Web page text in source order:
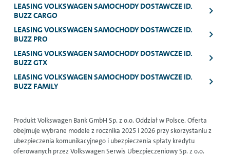
LEASING VOLKSWAGEN SAMOCHODY DOSTAWCZE ID.
BUZZ CARGO
LEASING VOLKSWAGEN SAMOCHODY DOSTAWCZE ID.
BUZZ PRO
LEASING VOLKSWAGEN SAMOCHODY DOSTAWCZE ID.
BUZZ GTX
LEASING VOLKSWAGEN SAMOCHODY DOSTAWCZE ID.
BUZZ FAMILY
Produkt Volkswagen Bank GmbH Sp. z o.o. Oddział w Polsce. Oferta
obejmuje wybrane modele z rocznika 2025 i 2026 przy skorzystaniu z
ubezpieczenia komunikacyjnego i ubezpieczenia spłaty kredytu
oferowanych przez Volkswagen Serwis Ubezpieczeniowy Sp. z o.o.